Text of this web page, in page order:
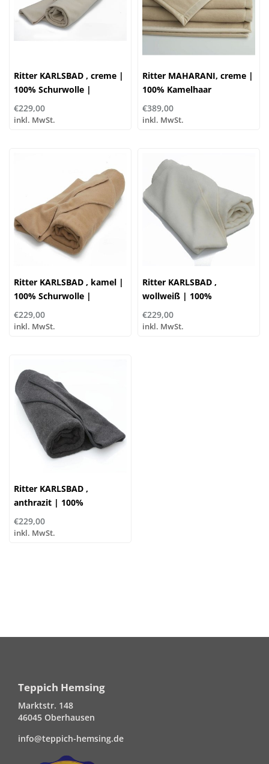
Ritter KARLSBAD , creme |
100% Schurwolle |
...verschiedene Größen
€229,00
inkl. MwSt.
Ritter MAHARANI, creme |
100% Kamelhaar
€389,00
inkl. MwSt.
Ritter KARLSBAD , kamel |
100% Schurwolle |
...verschiedene Größen
€229,00
inkl. MwSt.
Ritter KARLSBAD ,
wollweiß | 100%
Schurwolle |
...verschiedene Größen!
€229,00
inkl. MwSt.
Ritter KARLSBAD ,
anthrazit | 100%
Schurwolle |
...verschiedene Größen!
€229,00
inkl. MwSt.
Teppich Hemsing
Marktstr. 148
46045 Oberhausen
info@teppich-hemsing.de